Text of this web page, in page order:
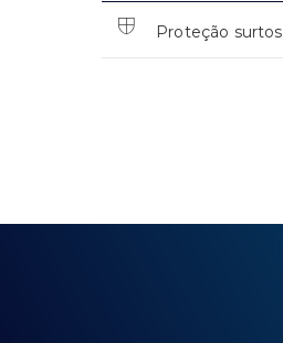
Proteção surtos